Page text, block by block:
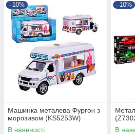
–10%
Машинка металева Фургон з
морозивом (KS5253W)
В наявності
–10%
В